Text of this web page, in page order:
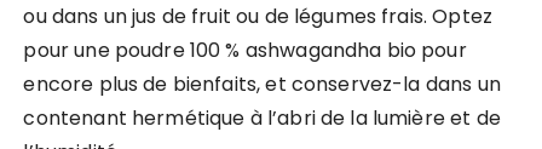
ou dans un jus de fruit ou de légumes frais. Optez
pour une poudre 100 % ashwagandha bio pour
encore plus de bienfaits, et conservez-la dans un
contenant hermétique à l’abri de la lumière et de